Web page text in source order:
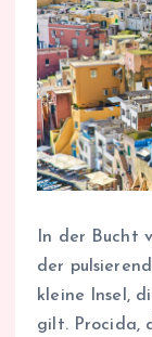
In der Bucht
der
kleine Insel,
gilt. Procida,